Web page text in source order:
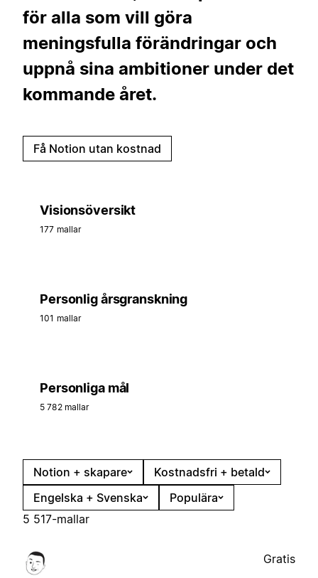
för alla som vill göra
meningsfulla förändringar och
uppnå sina ambitioner under det
kommande året.
Få Notion utan kostnad
Visionsöversikt
177 mallar
Personlig årsgranskning
101 mallar
Personliga mål
5 782 mallar
Notion + skapare
Kostnadsfri + betald
Engelska + Svenska
Populära
5 517-mallar
Gratis